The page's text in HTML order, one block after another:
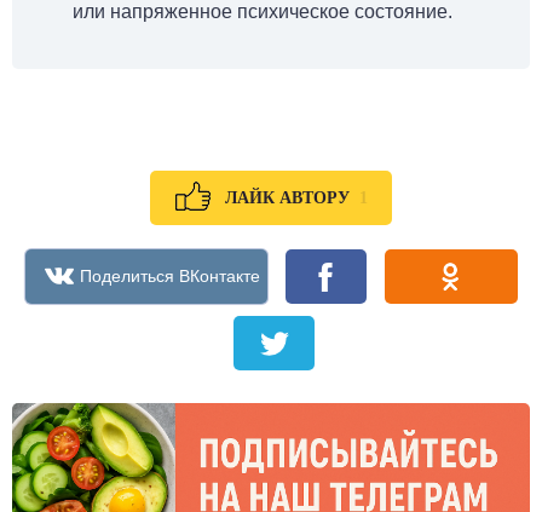
или напряженное психическое состояние.
ЛАЙК АВТОРУ